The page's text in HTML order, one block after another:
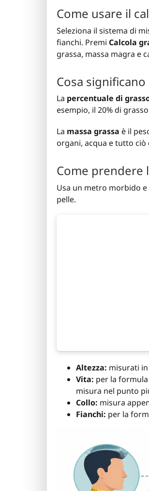
Come usare il
Seleziona il sistema di
fianchi. Premi Calcola
grassa, massa magra e
Cosa
La percentuale di
esempio, il 20% di
La massa grassa è il
organi, acqua e tutto ciò
Come
Usa un metro morbido
pelle.
Altezza: misurati
Vita: per la formula
misura nel punto
Collo: misura
Fianchi: per la